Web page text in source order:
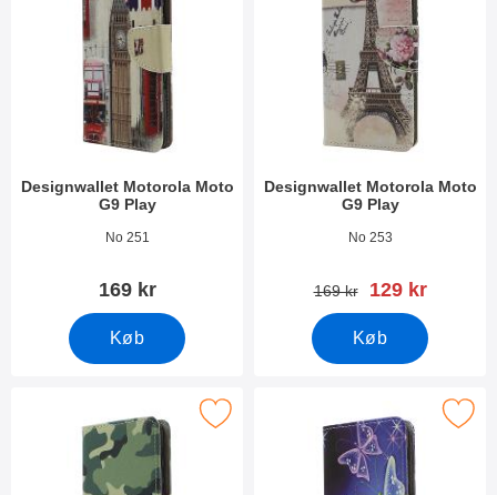
Designwallet Motorola Moto
G9 Play
Varenr 38285No 251
169 kr
Køb
Designwallet Motorola Moto
G9 Play
Varenr 38283No 253
pris
169 kr pris
129 kr
Køb
designwallet Motorola Moto G9 Play som favorit
Marker designwallet Motorola